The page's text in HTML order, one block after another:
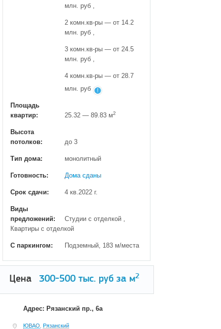
млн. руб ,
2 комн.кв-ры — от 14.2
млн. руб ,
3 комн.кв-ры — от 24.5
млн. руб ,
4 комн.кв-ры — от 28.7
млн. руб
Площадь
квартир:
25.32 — 89.83 м2
Высота
потолков:
до 3
Тип дома: монолитный
Готовность: Дома сданы
Срок сдачи: 4 кв.2022 г.
Виды
предложений:
Студии с отделкой ,
Квартиры с отделкой
С паркингом: Подземный, 183 м/места
Цена 300-500 тыс. руб за м2
Адрес: Рязанский пр., 6а
ЮВАО Рязанский